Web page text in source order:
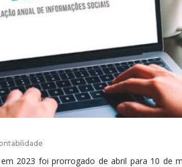
2023 foi prorrogado de abril para 10 de